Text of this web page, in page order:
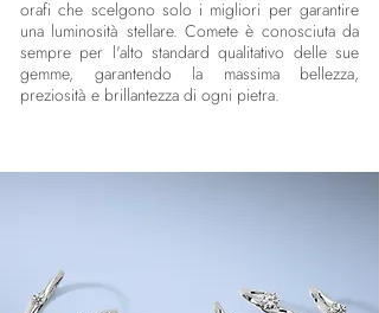
orafi che scelgono solo i migliori per garantire
una luminosità stellare. Comete è conosciuta da
sempre per l'alto standard qualitativo delle sue
gemme, garantendo la massima bellezza,
preziosità e brillantezza di ogni pietra.